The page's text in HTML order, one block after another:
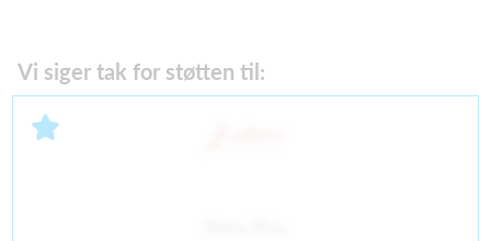
Vi siger tak for støtten til: